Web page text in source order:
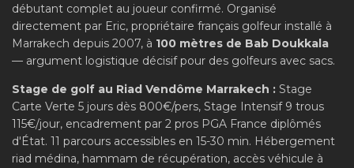
débutant complet au joueur confirmé. Organisé
directement par Eric, propriétaire français golfeur installé à
Marrakech depuis 2007, à 100 mètres de Bab Doukkala
— argument logistique décisif pour des golfeurs avec sacs.
Stage de golf au Riad Vendôme Marrakech : Stage
Carte Verte 5 jours dès 800€/pers, Stage Intensif 9 trous
115€/jour, encadrement par 2 pros PGA France diplômés
d'État. 11 parcours accessibles en 15-30 min. Hébergement
riad médina, hammam de récupération, accès véhicule à